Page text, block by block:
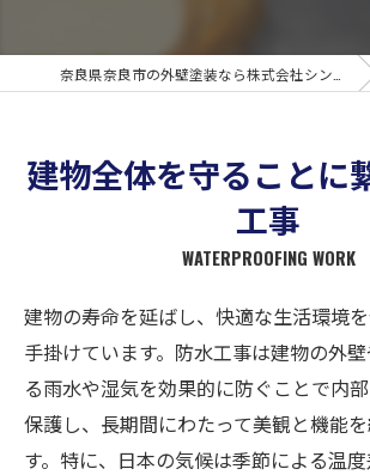
建物全体を守ることに
工事
WATERPROOFING WORK
建物の寿命を延ばし、快適な生活環境
手掛けています。防水工事は建物の外
る雨水や湿気を効果的に防ぐことで内
保護し、長期間にわたって美観と機能
す。特に、日本の気候は季節による温